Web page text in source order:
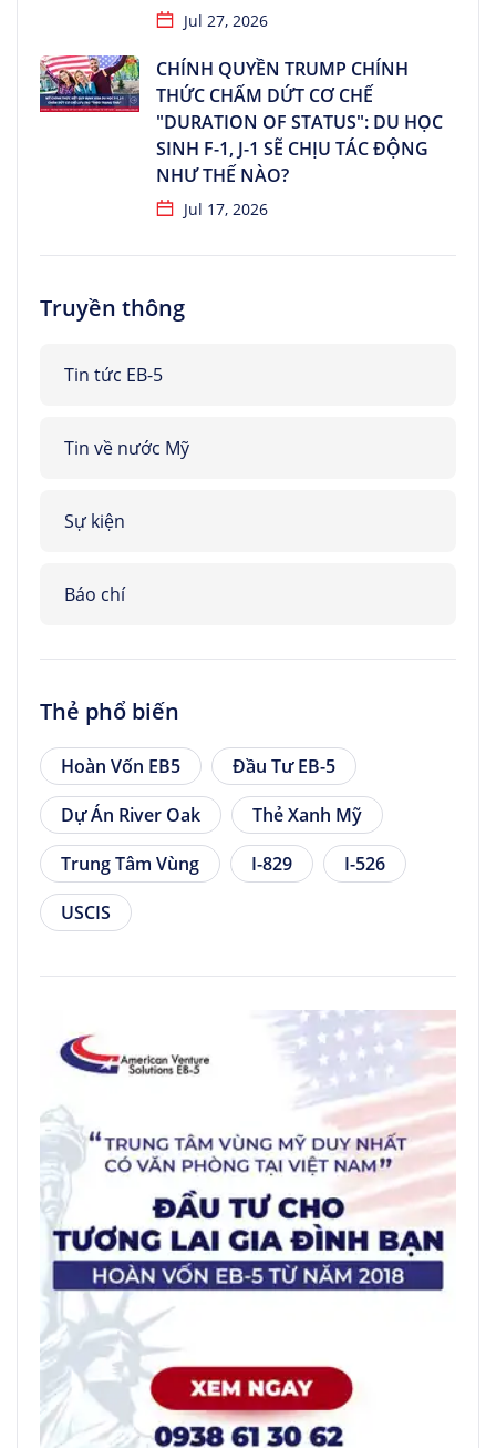
Jul 27, 2026
CHÍNH QUYỀN TRUMP CHÍNH
THỨC CHẤM DỨT CƠ CHẾ
"DURATION OF STATUS": DU HỌC
SINH F-1, J-1 SẼ CHỊU TÁC ĐỘNG
NHƯ THẾ NÀO?
Jul 17, 2026
Truyền thông
Tin tức EB-5
Tin về nước Mỹ
Sự kiện
Báo chí
Thẻ phổ biến
Hoàn Vốn EB5
Đầu Tư EB-5
Dự Án River Oak
Thẻ Xanh Mỹ
Trung Tâm Vùng
I-829
I-526
USCIS